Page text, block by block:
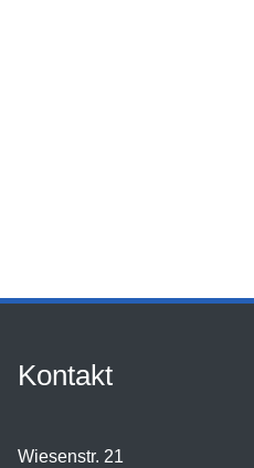
Kontakt
Wiesenstr. 21